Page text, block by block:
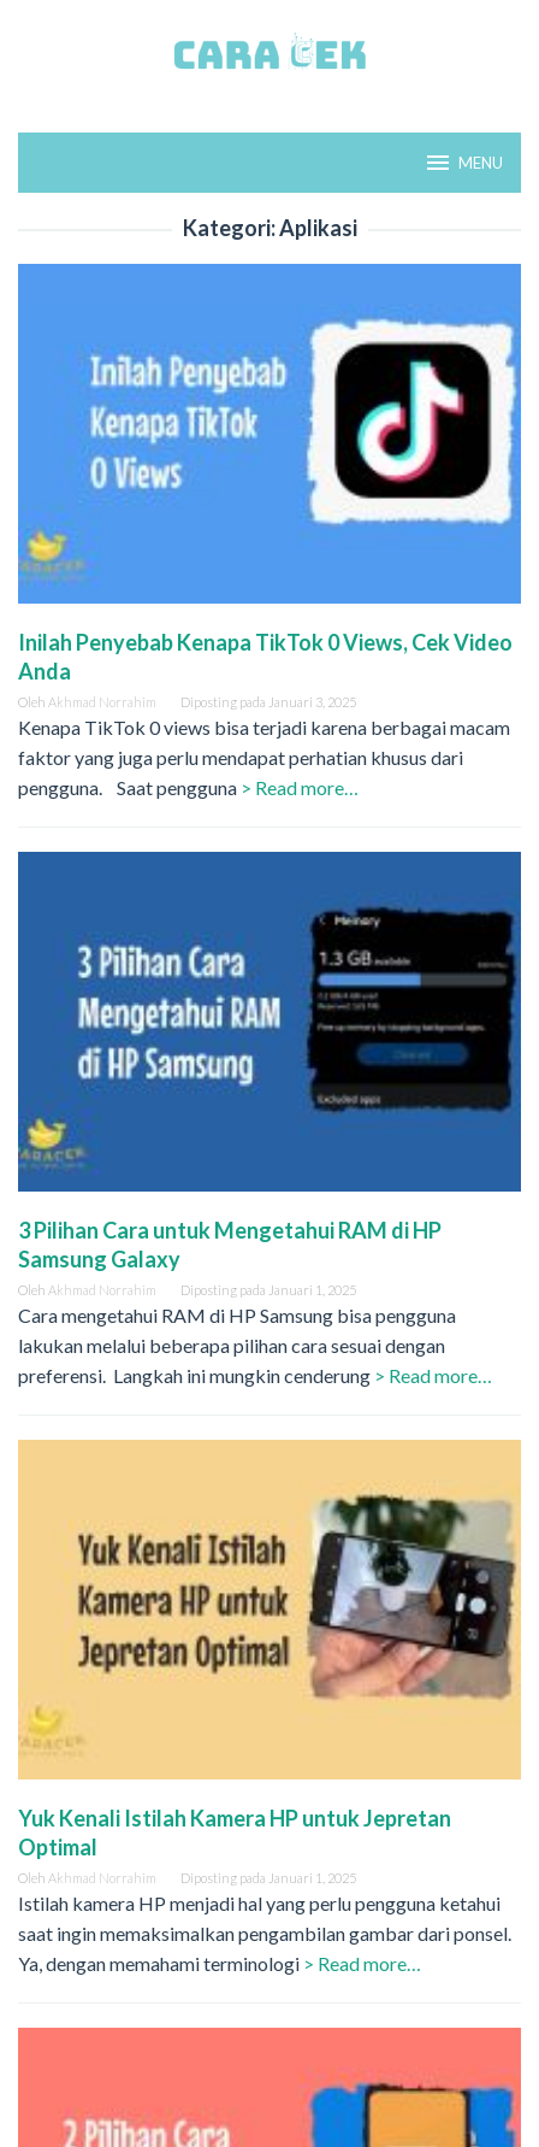
MENU
Kategori:Aplikasi
Inilah Penyebab Kenapa TikTok 0 Views, Cek Video
Anda
Oleh Akhmad Norrahim Diposting pada Januari 3, 2025
Kenapa TikTok 0 views bisa terjadi karena berbagai macam
faktor yang juga perlu mendapat perhatian khusus dari
pengguna. Saat pengguna > Read more…
3 Pilihan Cara untuk Mengetahui RAM di HP
Samsung Galaxy
Oleh Akhmad Norrahim Diposting pada Januari 1, 2025
Cara mengetahui RAM di HP Samsung bisa pengguna
lakukan melalui beberapa pilihan cara sesuai dengan
preferensi. Langkah ini mungkin cenderung > Read more…
Yuk Kenali Istilah Kamera HP untuk Jepretan
Optimal
Oleh Akhmad Norrahim Diposting pada Januari 1, 2025
Istilah kamera HP menjadi hal yang perlu pengguna ketahui
saat ingin memaksimalkan pengambilan gambar dari ponsel.
Ya, dengan memahami terminologi > Read more…